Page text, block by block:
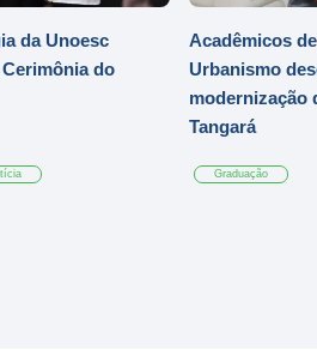
da Unoesc
Cerimônia do
Acadêmicos
Urbanismo
modernização
Tangará
Graduação